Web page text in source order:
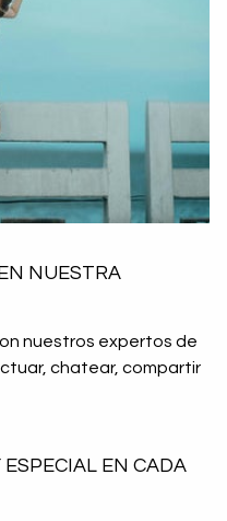
NUESTRA
nuestros expertos de
chatear, compartir
EN CADA